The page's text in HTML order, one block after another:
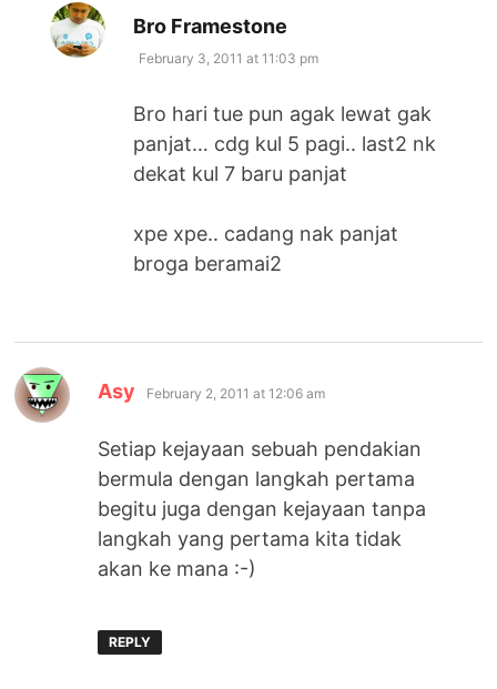
Bro Framestone
February 3, 2011 at 11:03 pm
Bro hari tue pun agak lewat gak
panjat… cdg kul 5 pagi.. last2 nk
dekat kul 7 baru panjat
xpe xpe.. cadang nak panjat
broga beramai2
Asy says:
February 2, 2011 at 12:06 am
Setiap kejayaan sebuah pendakian
bermula dengan langkah pertama
begitu juga dengan kejayaan tanpa
langkah yang pertama kita tidak
akan ke mana :-)
REPLY